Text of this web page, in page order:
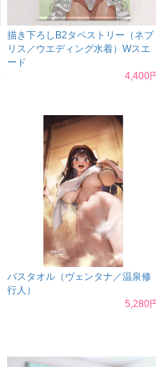
描き下ろしB2タペストリー（ネブ
リス／ウエディング水着）Wスエ
ード
4,400
バスタオル（ヴェンタナ／温泉修
行人）
5,280